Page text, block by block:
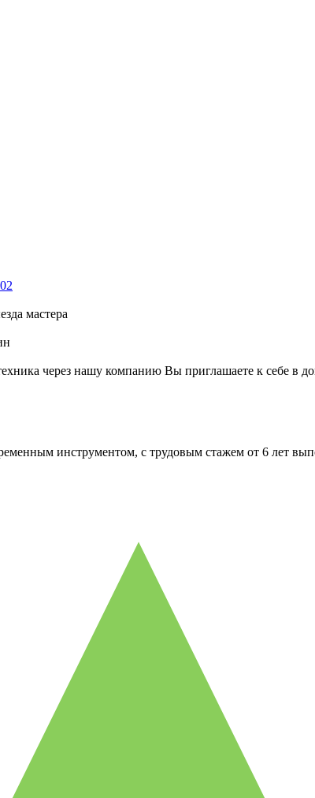
мастера
через нашу компанию Вы приглашаете к себе в
инструментом, с трудовым стажем от 6 лет